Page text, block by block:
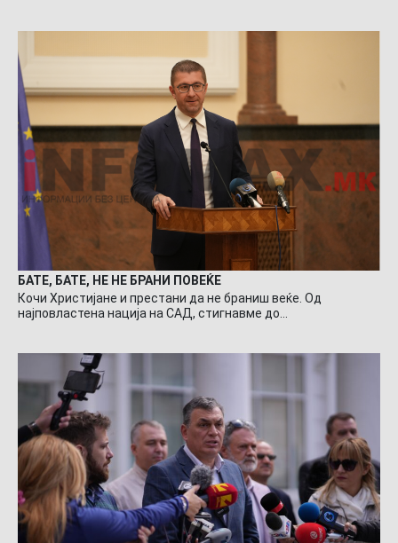
БАТЕ, БАТЕ, НЕ НЕ БРАНИ ПОВЕЌЕ
Кочи Христијане и престани да не браниш веќе. Од
најповластена нација на САД, стигнавме до…